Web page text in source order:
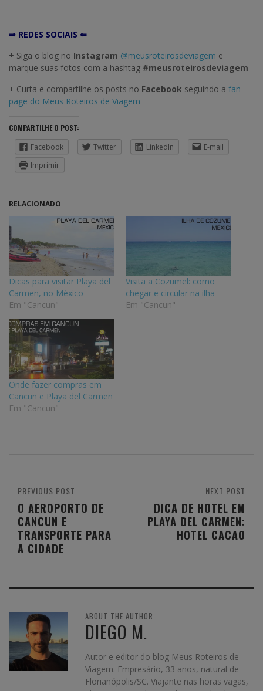
⇒ REDES SOCIAIS ⇐
+ Siga o blog no Instagram @meusroteirosdeviagem e
marque suas fotos com a hashtag #meusroteirosdeviagem
+ Curta e compartilhe os posts no Facebook seguindo a fan
page do Meus Roteiros de Viagem
COMPARTILHE O POST:
Facebook
Twitter LinkedIn
E-mail
Imprimir
RELACIONADO
Dicas para visitar Playa del
Carmen, no México
Em "Cancun"
Visita a Cozumel: como
chegar e circular na ilha
Em "Cancun"
Onde fazer compras em
Cancun e Playa del Carmen
Em "Cancun"
NEXT POST
DICA DE HOTEL EM
PLAYA DEL CARMEN:
HOTEL CACAO
PREVIOUS POST
O AEROPORTO DE
CANCUN E
TRANSPORTE PARA
A CIDADE
ABOUT THE AUTHOR
DIEGO M.
Autor e editor do blog Meus Roteiros de
Viagem. Empresário, 33 anos, natural de
Florianópolis/SC. Viajante nas horas vagas,